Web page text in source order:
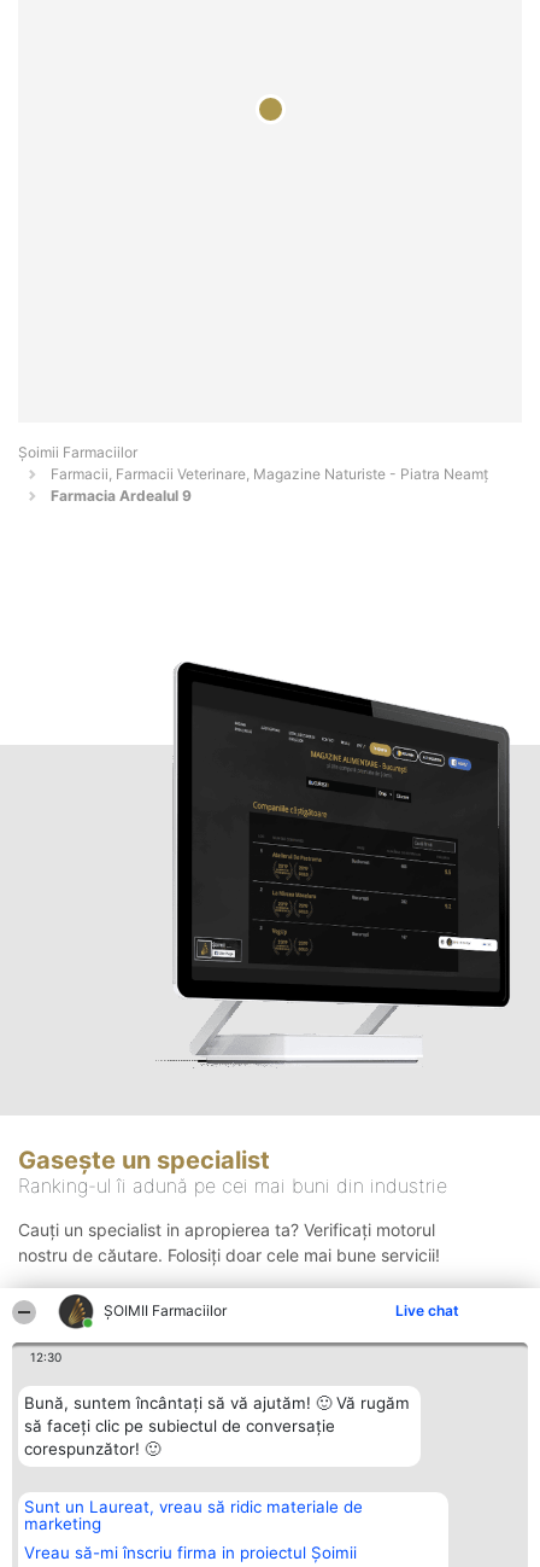
ŞOIMII Farmaciilor Live chat
12:30
Bună, suntem încântați să vă ajutăm! 🙂 Vă rugăm
să faceți clic pe subiectul de conversație
corespunzător! 🙂
Sunt un Laureat, vreau să ridic materiale de
marketing
Vreau să-mi înscriu firma in proiectul Șoimii
Şoimii Farmaciilor
Farmacii, Farmacii Veterinare, Magazine Naturiste - Piatra Neamţ
Farmacia Ardealul 9
Gasește un specialist
Ranking-ul îi adună pe cei mai buni din industrie
Cauți un specialist in apropierea ta? Verificați motorul
nostru de căutare. Folosiți doar cele mai bune servicii!
Organizator Ranking
BRIGHT SOLUTIONS BR SRL
Aleea Timisul De Sus 2 Bl. A30
Sc. A Et. 4 Ap. 13 Cod 061952
Plebiscyt
Lista Tuturor
Laureaților
Contact